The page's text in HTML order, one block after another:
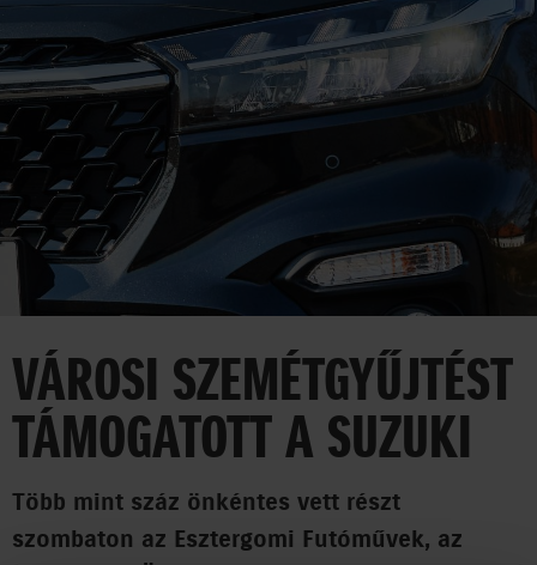
HÍREK
VÁLLALAT
SAJTÓSZOBA
35 ÉV
EGYÜTT AZ UTAKON
CORPORATE
AUTO
MARINE
VÁROSI SZEMÉTGYŰJTÉST
TÁMOGATOTT A SUZUKI
Több mint száz önkéntes vett részt
szombaton az Esztergomi Futóművek, az